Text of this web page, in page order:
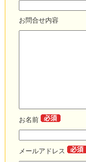
お問合せ内容
お名前
メールアドレス